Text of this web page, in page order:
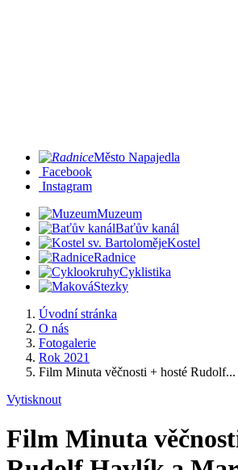
Město Napajedla
Facebook
Instagram
Muzeum
Baťův kanál
Kostel
Radnice
Cyklistika
Stezky
Úvodní stránka
O nás
Fotogalerie
Rok 2021
Film Minuta věčnosti + hosté Rudolf...
Vytisknout
Film Minuta